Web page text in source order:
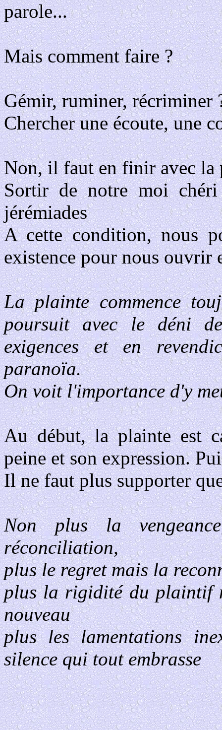
parole...
Mais comment faire ?
Gémir, ruminer, récriminer
Chercher une écoute, une
Non, il faut en finir avec la
Sortir de notre moi
jérémiades
A cette condition, nous
existence pour nous ouvrir
La plainte commence
poursuit avec le déni
exigences et en
paranoïa.
On voit l'importance d'y
Au début, la plainte est
peine et son expression.
Il ne faut plus supporter
Non plus la
réconciliation,
plus le regret mais la
plus la rigidité du plaintif
nouveau
plus les lamentations
silence qui tout embrasse